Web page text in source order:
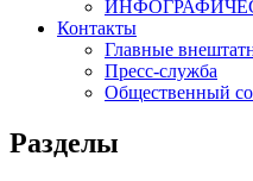
Контакты
Главные
Пресс-служба
Общественный
Разделы